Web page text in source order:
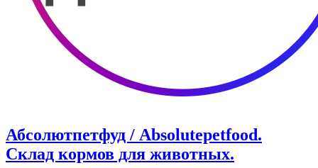
Абсолютпетфуд / Absolutepetfood.
Склад кормов для животных.